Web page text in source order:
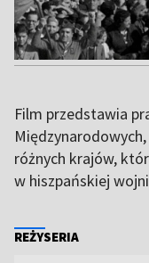
Film przedstawia
różnych krajów,
w hiszpańskiej
REŻYSERIA